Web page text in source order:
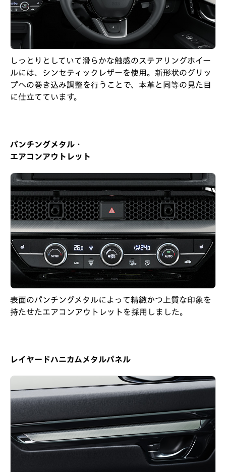
しっとりとしていて滑らかな触感のステアリングホイー
ルには、シンセティックレザーを使用。新形状のグリッ
プへの巻き込み調整を行うことで、本革と同等の見た目
に仕立てています。
パンチングメタル・
エアコンアウトレット
表面のパンチングメタルによって精緻かつ上質な印象を
持たせたエアコンアウトレットを採用しました。
レイヤードハニカムメタルパネル